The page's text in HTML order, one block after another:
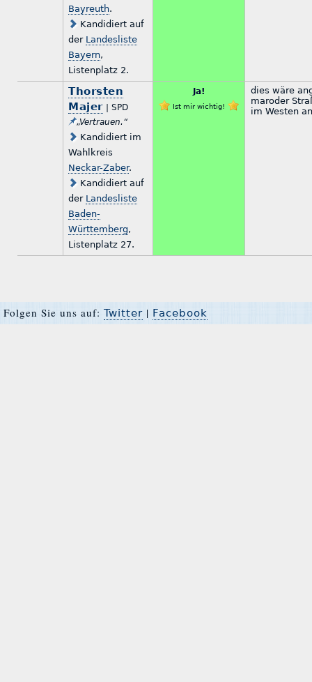
Bayreuth.
Kandidiert auf
der Landesliste
Bayern,
Listenplatz 2.
Thorsten
Majer| SPD
„Vertrauen.“
Kandidiert im
Wahlkreis
Neckar-Zaber.
Kandidiert auf
der Landesliste
Baden-
Württemberg,
Listenplatz 27.
Ja!
Ist mir wichtig!
dies wäre
maroder
im Westen
Folgen Sie uns auf: Twitter | Facebook